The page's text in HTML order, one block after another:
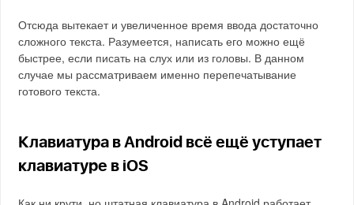
Отсюда вытекает и увеличенное время ввода достаточно
сложного текста. Разумеется, написать его можно ещё
быстрее, если писать на слух или из головы. В данном
случае мы рассматриваем именно перепечатывание
готового текста.
Клавиатура в Android всё ещё уступает
клавиатуре в iOS